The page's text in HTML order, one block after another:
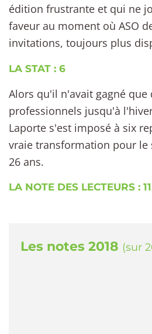
édition frustrante et qui ne
faveur au moment où ASO
invitations, toujours plus
LA STAT : 6
Alors qu'il n'avait gagné que
professionnels jusqu'à
Laporte s'est imposé à six
vraie transformation pour
26 ans.
LA NOTE DES LECTEURS :
Les notes 2018 (sur